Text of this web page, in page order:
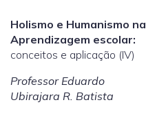
Holismo e Humanismo na
Aprendizagem escolar:
conceitos e aplicação (IV)
Professor Eduardo
Ubirajara R. Batista